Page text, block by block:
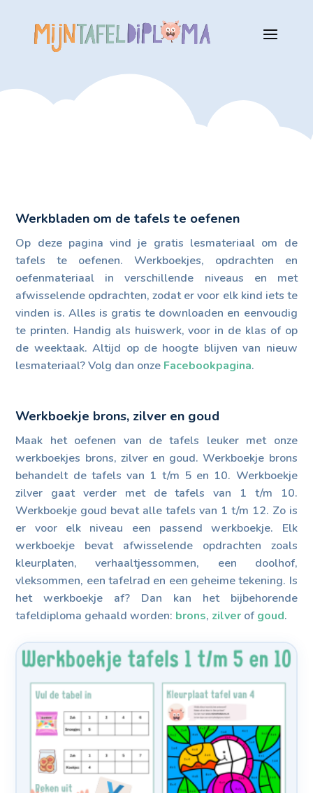
Werkbladen om de tafels te oefenen
Op deze pagina vind je gratis lesmateriaal om de
tafels te oefenen. Werkboekjes, opdrachten en
oefenmateriaal in verschillende niveaus en met
afwisselende opdrachten, zodat er voor elk kind iets te
vinden is. Alles is gratis te downloaden en eenvoudig
te printen. Handig als huiswerk, voor in de klas of op
de weektaak. Altijd op de hoogte blijven van nieuw
lesmateriaal? Volg dan onze Facebookpagina.
Werkboekje brons, zilver en goud
Maak het oefenen van de tafels leuker met onze
werkboekjes brons, zilver en goud. Werkboekje brons
behandelt de tafels van 1 t/m 5 en 10. Werkboekje
zilver gaat verder met de tafels van 1 t/m 10.
Werkboekje goud bevat alle tafels van 1 t/m 12. Zo is
er voor elk niveau een passend werkboekje. Elk
werkboekje bevat afwisselende opdrachten zoals
kleurplaten, verhaaltjessommen, een doolhof,
vleksommen, een tafelrad en een geheime tekening. Is
het werkboekje af? Dan kan het bijbehorende
tafeldiploma gehaald worden: brons, zilver ofgoud.